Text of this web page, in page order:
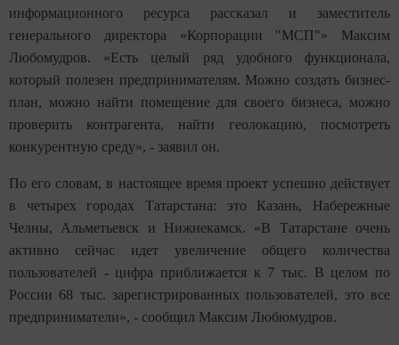
информационного ресурса рассказал и заместитель
генерального директора «Корпорации "МСП"» Максим
Любомудров. «Есть целый ряд удобного функционала,
который полезен предпринимателям. Можно создать бизнес-
план, можно найти помещение для своего бизнеса, можно
проверить контрагента, найти геолокацию, посмотреть
конкурентную среду», - заявил он.
По его словам, в настоящее время проект успешно действует
в четырех городах Татарстана: это Казань, Набережные
Челны, Альметьевск и Нижнекамск. «В Татарстане очень
активно сейчас идет увеличение общего количества
пользователей - цифра приближается к 7 тыс. В целом по
России 68 тыс. зарегистрированных пользователей, это все
предприниматели», - сообщил Максим Любюмудров.